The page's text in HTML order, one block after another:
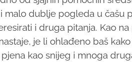
malo dublje pogleda u čašu
i druga pitanja. Kao
je li ohlađeno baš
kao snijeg i mnoga